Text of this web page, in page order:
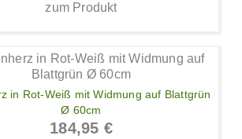
zum Produkt
in Rot-Weiß mit Widmung auf Blattgrün
Ø 60cm
184,95 €